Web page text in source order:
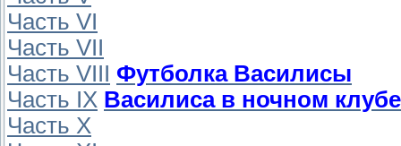
Часть VI
Часть VII
Часть VIII Футболка Василисы
Часть IX Василиса в ночном клубе
Часть X